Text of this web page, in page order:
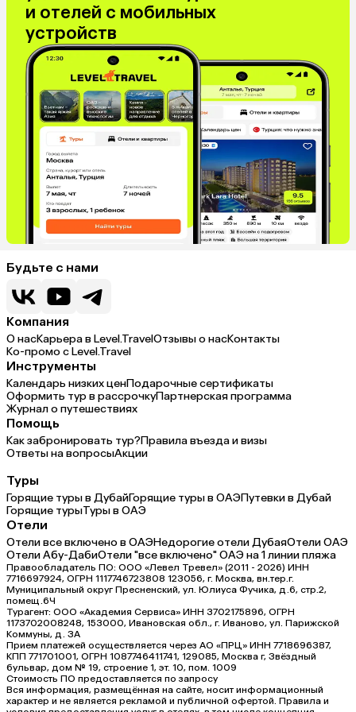
повезло, слава Богу
итоги: отель, сервис,
— просто
вашего отдыха, и это
волшебно! И эти
отношения были
в такой обстановке, и
бу́хали ПВО, и
и окна 🥹🙏🌸
и отелей с мобильных
устройств
Будьте с нами
Компания
О насКарьера в Level.TravelОтзывы о насКонтакты
Ко-промо с Level.Travel
Инструменты
Календарь низких ценПодарочные сертификаты
Оформить тур в рассрочкуПартнерская программа
Журнал о путешествиях
Помощь
Как забронировать тур?Правила въезда и визы
Ответы на вопросыАкции
Туры
Горящие туры в ДубайГорящие туры в ОАЭПутевки в Дубай
Горящие турыТуры в ОАЭ
Отели
Отели все включено в ОАЭНедорогие отели ДубаяОтели ОАЭ
Отели Абу-ДабиОтели "все включено" ОАЭ на 1 линии пляжа
Правообладатель ПО: ООО «Левел Тревел» (2011 - 2026) ИНН
7716697924, ОГРН 1117746723808 123056, г. Москва, вн.тер.г.
Муниципальный округ Пресненский, ул. Юлиуса Фучика, д.6, стр.2,
помещ.6Ч
Турагент: ООО «Академия Сервиса» ИНН 3702175896, ОГРН
1173702008248, 153000, Ивановская обл., г. Иваново, ул. Парижской
Коммуны, д. ЗА
Прием платежей осуществляется через АО «ПРЦ» ИНН 7718696387,
КПП 771701001, ОГРН 1087746411741, 129085, Москва г, Звёздный
бульвар, дом № 19, строение 1, эт. 10, пом. 1009
Стоимость ПО предоставляется по запросу
Вся информация, размещённая на сайте, носит информационный
характер и не является рекламой и публичной офертой. Правила и